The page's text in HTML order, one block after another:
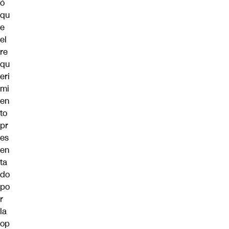
ó
qu
e
el
re
qu
eri
mi
en
to
pr
es
en
ta
do
po
r
la
op